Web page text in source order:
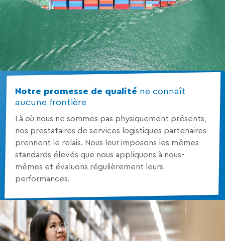
Notre promesse de qualité ne connaît
aucune frontière
Là où nous ne sommes pas physiquement présents,
nos prestataires de services logistiques partenaires
prennent le relais. Nous leur imposons les mêmes
standards élevés que nous appliquons à nous-
mêmes et évaluons régulièrement leurs
performances.